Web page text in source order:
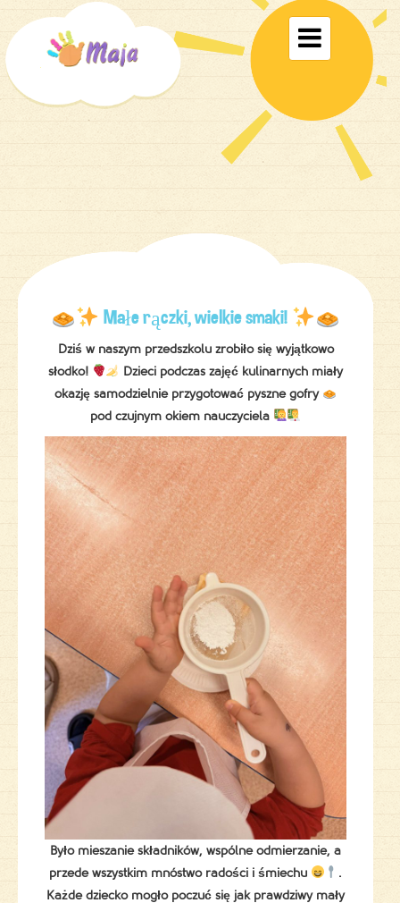
Toggle

Małe rączki, wielkie smaki!
Dziś w naszym przedszkolu zrobiło się wyjątkowo
słodko!
Dzieci podczas zajęć kulinarnych miały
okazję samodzielnie przygotować pyszne gofry
pod czujnym okiem nauczyciela
Było mieszanie składników, wspólne odmierzanie, a
przede wszystkim mnóstwo radości i śmiechu
.
Każde dziecko mogło poczuć się jak prawdziwy mały